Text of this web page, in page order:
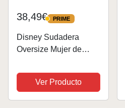
38,49€ PRIME
PRIME
Disney Sudadera
Oversize Mujer de
Minnie (Negro/Rosa)
Ver Producto